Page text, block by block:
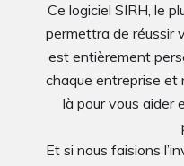
Ce logiciel SIRH, le
permettra de réussir
est entièrement
chaque entreprise et
là pour vous aider
Et si nous faisions